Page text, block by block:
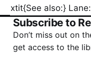
\textit{See also:} Lane:
Subscribe to
Don’t miss out on
get access to the